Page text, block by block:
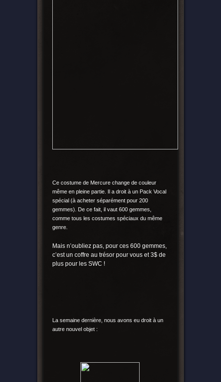
Ce costume de Mercure change de couleur
même en pleine partie. Il a droit à un Pack Vocal
spécial (à acheter séparément pour 200
gemmes). De ce fait, il vaut 600 gemmes,
comme tous les costumes spéciaux du même
genre.
Mais n’oubliez pas, pour ces 600 gemmes,
c’est un coffre au trésor pour vous et 3$ de
plus pour les SWC !
La semaine dernière, nous avons eu droit à un
autre nouvel objet :